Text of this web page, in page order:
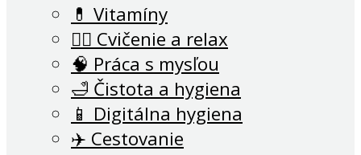
💊 Vitamíny
🧘‍♂️ Cvičenie a relax
🧠 Práca s mysľou
🛁 Čistota a hygiena
📱 Digitálna hygiena
✈️ Cestovanie